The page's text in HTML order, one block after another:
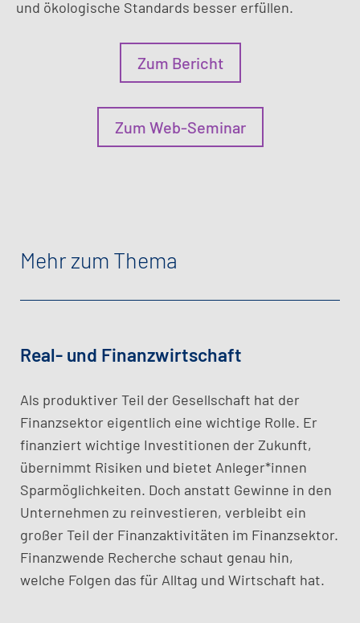
und ökologische Standards besser erfüllen.
Zum Bericht
Zum Web-Seminar
Mehr zum Thema
Real- und Finanzwirtschaft
Als produktiver Teil der Gesellschaft hat der
Finanzsektor eigentlich eine wichtige Rolle. Er
finanziert wichtige Investitionen der Zukunft,
übernimmt Risiken und bietet Anleger*innen
Sparmöglichkeiten. Doch anstatt Gewinne in den
Unternehmen zu reinvestieren, verbleibt ein
großer Teil der Finanzaktivitäten im Finanzsektor.
Finanzwende Recherche schaut genau hin,
welche Folgen das für Alltag und Wirtschaft hat.